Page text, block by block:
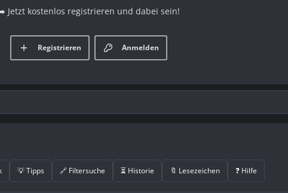
Jetzt kostenlos registrieren und dabei sein!
Anmelden
Registrieren
💡 Tipps 🔗 Filtersuche ⏳ Historie 🔖 Lesezeichen ❓ Hilfe